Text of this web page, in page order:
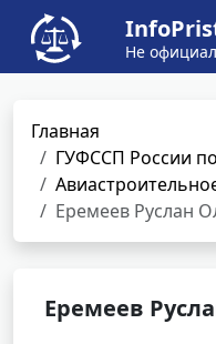
Не
Главная
ГУФССП России
Еремеев Руслан
Еремеев